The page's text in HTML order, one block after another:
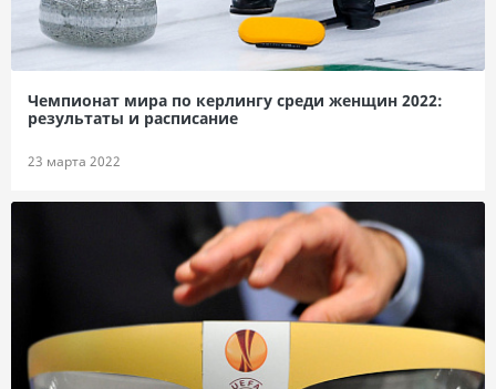
Чемпионат мира по керлингу среди женщин 2022:
результаты и расписание
23 марта 2022